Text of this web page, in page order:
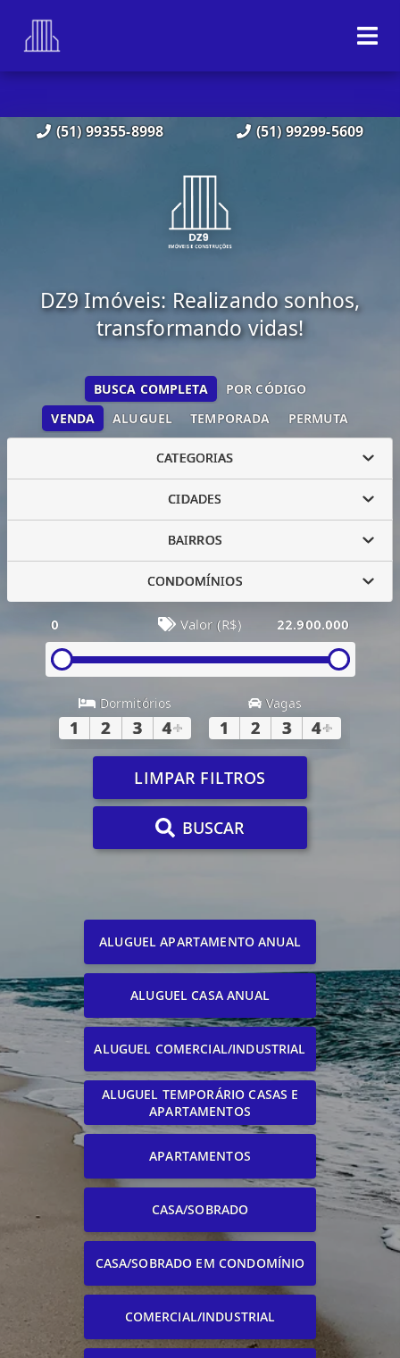
(51) 99355-8998 (51) 99299-5609
DZ9 Imóveis: Realizando sonhos,
transformando vidas!
VENDA ALUGUEL TEMPORADA PERMUTA
BUSCA COMPLETA POR CÓDIGO
CATEGORIAS
CIDADES
BAIRROS
CONDOMÍNIOS
0 Valor (R$) 22.900.000
Dormitórios
1 2 3 4+
Vagas
1 2 3 4+
LIMPAR FILTROS
BUSCAR
ALUGUEL APARTAMENTO ANUAL
ALUGUEL CASA ANUAL
ALUGUEL COMERCIAL/INDUSTRIAL
ALUGUEL TEMPORÁRIO CASAS E
APARTAMENTOS
APARTAMENTOS
CASA/SOBRADO
CASA/SOBRADO EM CONDOMÍNIO
COMERCIAL/INDUSTRIAL